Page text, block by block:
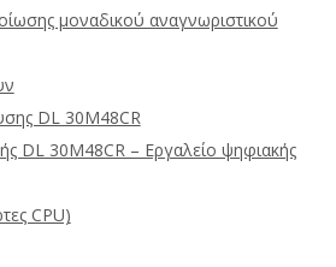
μοναδικού αναγνωριστικού
DL 30M48CR
DL 30M48CR – Εργαλείο ψηφιακής
CPU)